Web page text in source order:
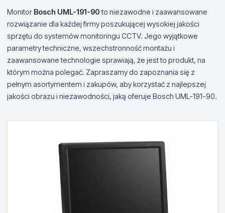
Monitor Bosch UML-191-90to niezawodne i zaawansowane
rozwiązanie dla każdej firmy poszukującej wysokiej jakości
sprzętu do systemów monitoringu CCTV. Jego wyjątkowe
parametry techniczne, wszechstronność montażu i
zaawansowane technologie sprawiają, że jest to produkt, na
którym można polegać. Zapraszamy do zapoznania się z
pełnym asortymentem i zakupów, aby korzystać z najlepszej
jakości obrazu i niezawodności, jaką oferuje Bosch UML-191-90.